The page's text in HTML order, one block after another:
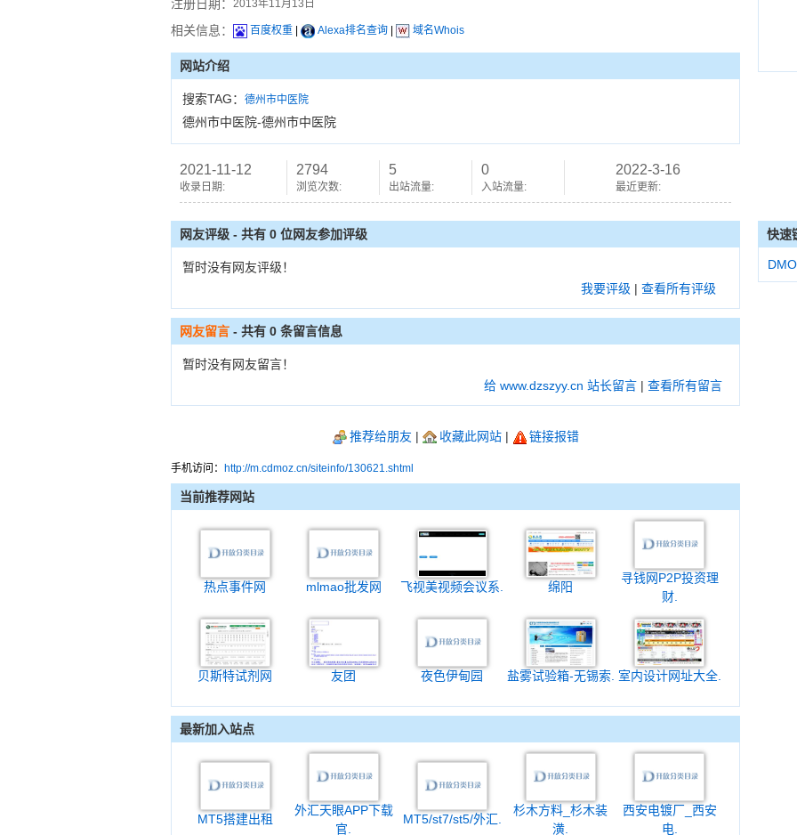
注册日期： 2013年11月13日
相关信息： 百度权重 Alexa排名查询 域名Whois
网站介绍
搜索TAG： 德州市中医院
德州市中医院-德州市中医院
2021-11-12
收录日期:
2794
浏览次数:
5
出站流量:
0
入站流量:
2022-3-16
最近更新:
网友评级 - 共有 0 位网友参加评级
暂时没有网友评级！
我要评级 | 查看所有评级
网友留言 - 共有 0 条留言信息
暂时没有网友留言！
给 www.dzszyy.cn 站长留言 | 查看所有留言
推荐给朋友 | 收藏此网站| 链接报错
手机访问： http://m.cdmoz.cn/siteinfo/130621.shtml
当前推荐网站
热点事件网 mlmao批发网 飞视美视频会议系. 绵阳
寻钱网P2P投资理
财.
贝斯特试剂网 友团 夜色伊甸园 盐雾试验箱-无锡索. 室内设计网址大全.
最新加入站点
MT5搭建出租
外汇天眼APP下载
官.
MT5/st7/st5/外汇.
杉木方料_杉木装
潢.
西安电镀厂_西安
电.
快速